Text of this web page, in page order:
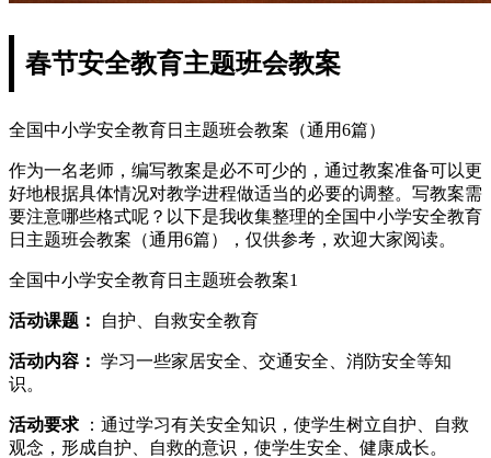
春节安全教育主题班会教案
全国中小学安全教育日主题班会教案（通用6篇）
作为一名老师，编写教案是必不可少的，通过教案准备可以更
好地根据具体情况对教学进程做适当的必要的调整。写教案需
要注意哪些格式呢？以下是我收集整理的全国中小学安全教育
日主题班会教案（通用6篇），仅供参考，欢迎大家阅读。
全国中小学安全教育日主题班会教案1
活动课题： 自护、自救安全教育
活动内容： 学习一些家居安全、交通安全、消防安全等知
识。
活动要求 ：通过学习有关安全知识，使学生树立自护、自救
观念，形成自护、自救的意识，使学生安全、健康成长。